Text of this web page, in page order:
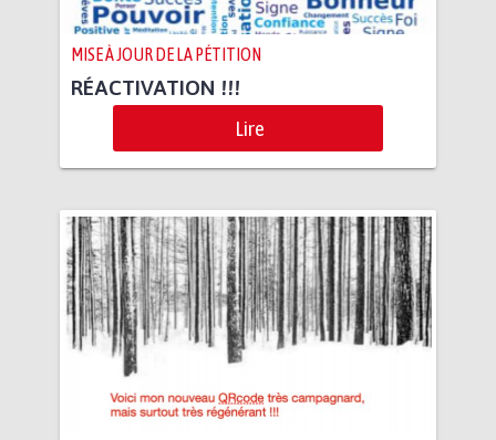
MISE À JOUR DE LA PÉTITION
RÉACTIVATION !!!
Lire